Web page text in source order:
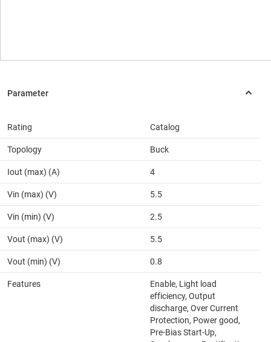
Rating Catalog
Topology Buck
Iout (max) (A) 4
Vin (max) (V) 5.5
Vin (min) (V) 2.5
Vout (max) (V) 5.5
Vout (min) (V) 0.8
Features
Enable, Light load
efficiency, Output
discharge, Over Current
Protection, Power good,
Pre-Bias Start-Up,